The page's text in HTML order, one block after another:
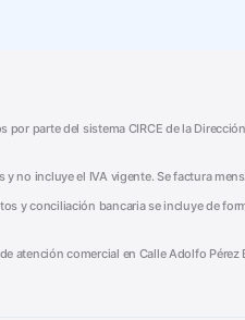
parte del sistema CIRCE de la
no incluye el IVA vigente. Se factura
y conciliación bancaria se incluye de
atención comercial en Calle Adolfo